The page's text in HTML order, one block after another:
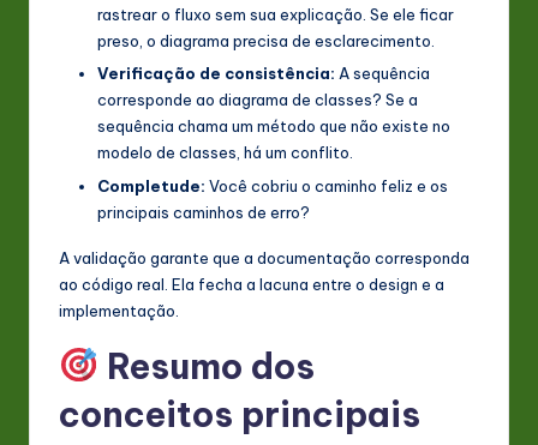
rastrear o fluxo sem sua explicação. Se ele ficar
preso, o diagrama precisa de esclarecimento.
Verificação de consistência: A sequência
corresponde ao diagrama de classes? Se a
sequência chama um método que não existe no
modelo de classes, há um conflito.
Completude: Você cobriu o caminho feliz e os
principais caminhos de erro?
A validação garante que a documentação corresponda
ao código real. Ela fecha a lacuna entre o design e a
implementação.
Resumo dos
conceitos principais